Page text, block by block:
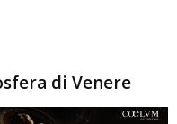
di Venere